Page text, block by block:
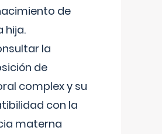
de
hija.
la
de
complex y su
con la
materna